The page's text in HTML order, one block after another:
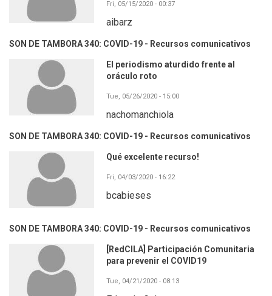
Fri, 05/15/2020 - 00:37
aibarz
SON DE TAMBORA 340: COVID-19 - Recursos comunicativos
El periodismo aturdido frente al
oráculo roto
Tue, 05/26/2020 - 15:00
nachomanchiola
SON DE TAMBORA 340: COVID-19 - Recursos comunicativos
Qué excelente recurso!
Fri, 04/03/2020 - 16:22
bcabieses
SON DE TAMBORA 340: COVID-19 - Recursos comunicativos
[RedCILA] Participación Comunitaria
para prevenir el COVID19
Tue, 04/21/2020 - 08:13